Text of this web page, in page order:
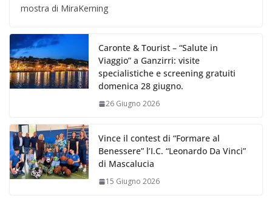
mostra di MiraKerning
Caronte & Tourist – “Salute in
Viaggio” a Ganzirri: visite
specialistiche e screening gratuiti
domenica 28 giugno.
26 Giugno 2026
Vince il contest di “Formare al
Benessere” l’I.C. “Leonardo Da Vinci”
di Mascalucia
15 Giugno 2026